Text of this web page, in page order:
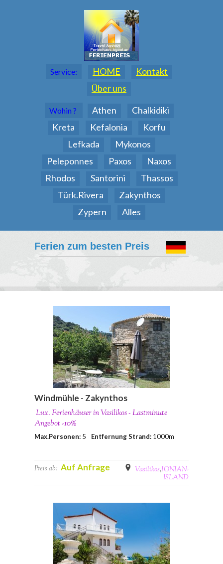
Service: HOME
Kontakt
Über uns
Wohin ? Athen
Chalkidiki
Kreta
Kefalonia
Korfu
Lefkada
Mykonos
Peleponnes
Paxos
Naxos
Rhodos
Santorini
Thassos
Türk.Rivera
Zakynthos
Zypern
Alles
Ferien zum besten Preis
Windmühle - Zakynthos
Lux. Ferienhäuser in Vasilikos - Lastminute
Angebot -10%
Max.Personen: 5 Entfernung Strand: 1000m
Preis ab: Auf Anfrage Vasilikos,IONIAN-
ISLAND